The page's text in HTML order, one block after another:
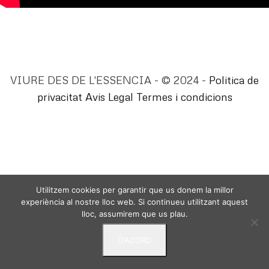
VIURE DES DE L'ESSENCIA - © 2024 - Politica de
privacitat Avis Legal Termes i condicions
Utilitzem cookies per garantir que us donem la millor
experiència al nostre lloc web. Si continueu utilitzant aquest
lloc, assumirem que us plau.